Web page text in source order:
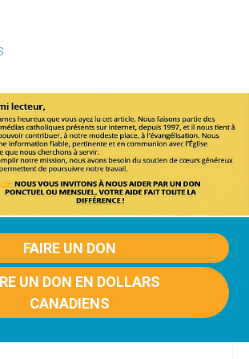
FAIRE UN DON
UN DON EN DOLLARS
CANADIENS